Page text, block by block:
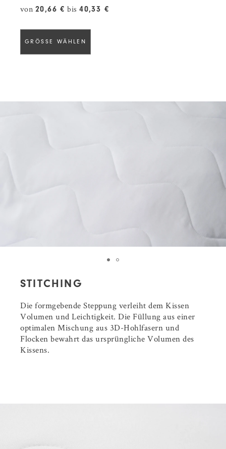
von 20,66 € bis40,33 €
GRÖSSE WÄHLEN
STITCHING
Die formgebende Steppung verleiht dem Kissen
Volumen und Leichtigkeit. Die Füllung aus einer
optimalen Mischung aus 3D-Hohlfasern und
Flocken bewahrt das ursprüngliche Volumen des
Kissens.